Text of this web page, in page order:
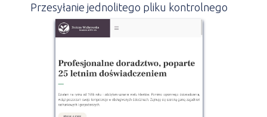
Przesyłanie jednolitego pliku kontrolnego